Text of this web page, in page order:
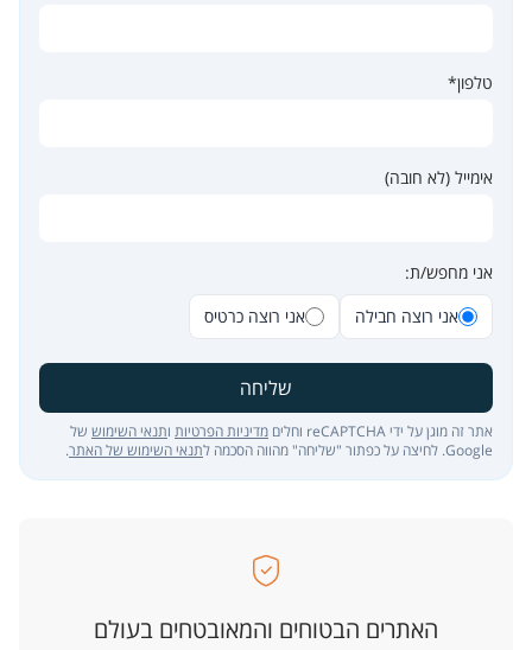
טלפון*
אימייל (לא חובה)
אני מחפש/ת:
אני רוצה חבילה
אני רוצה כרטיס
שליחה
אתר זה מוגן על ידי reCAPTCHA וחלים מדיניות הפרטיות ותנאי השימוש של
Google. לחיצה על כפתור "שליחה" מהווה הסכמה ל
תנאי השימוש של האתר.
האתרים הבטוחים והמאובטחים בעולם